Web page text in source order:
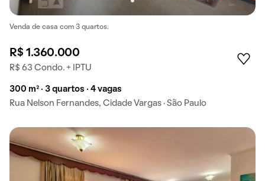
Venda de casa com 3 quartos.
R$ 1.360.000
R$ 63 Condo. + IPTU
300 m² · 3 quartos · 4 vagas
Rua Nelson Fernandes, Cidade Vargas · São Paulo